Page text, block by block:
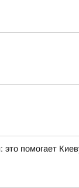
помогает